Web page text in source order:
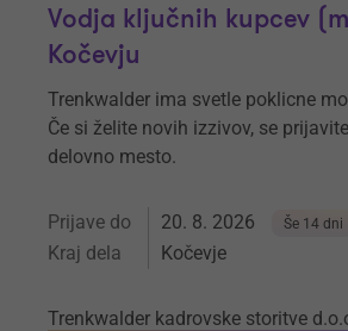
Vodja ključnih kupcev
Kočevju
Trenkwalder ima svetle poklicne
Če si želite novih izzivov, se
delovno mesto.
Prijave do 20. 8. 2026 Še 14 dni
Kraj dela Kočevje
Trenkwalder kadrovske storitve